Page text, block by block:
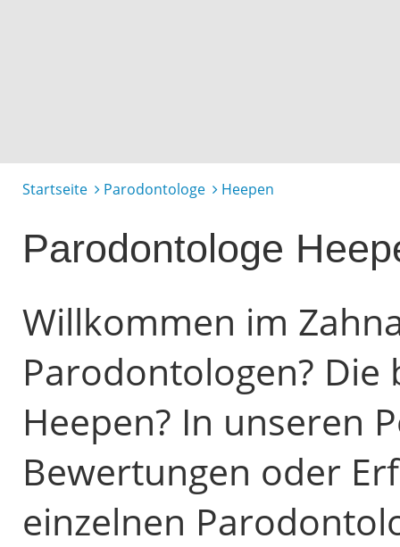
Startseite Parodontologe Heepen
Parodontologe
Willkommen im
Parodontologen?
Heepen? In unseren
Bewertungen oder
einzelnen